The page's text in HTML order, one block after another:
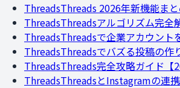
ThreadsThreads 2026年新機能ま
ThreadsThreadsアルゴリズム完全
ThreadsThreadsで企業アカウント
ThreadsThreadsでバズる投稿の作
ThreadsThreads完全攻略ガイド【
ThreadsThreadsとInstagramの連